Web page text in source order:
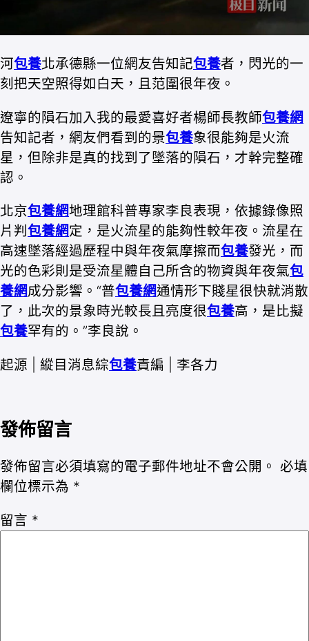
河包養北承德縣一位網友告知記包養者，閃光的一
刻把天空照得如白天，且范圍很年夜。
遼寧的隕石加入我的最愛喜好者楊師長教師包養網
告知記者，網友們看到的景包養象很能夠是火流
星，但除非是真的找到了墜落的隕石，才幹完整確
認。
北京包養網地理館科普專家李良表現，依據錄像照
片判 包養網定，是火流星的能夠性較年夜。流星在
高速墜落經過歷程中與年夜氣摩擦而包養發光，而
光的色彩則是受流星體自己所含的物資與年夜氣包
養網成分影響。“普包養網通情形下賤星很快就消散
了，此次的景象時光較長且亮度很包養高，是比擬
包養罕有的。”李良說。
起源 | 縱目消息綜包養責編 | 李各力
發佈留言
發佈留言必須填寫的電子郵件地址不會公開。 必填
欄位標示為 *
留言 *